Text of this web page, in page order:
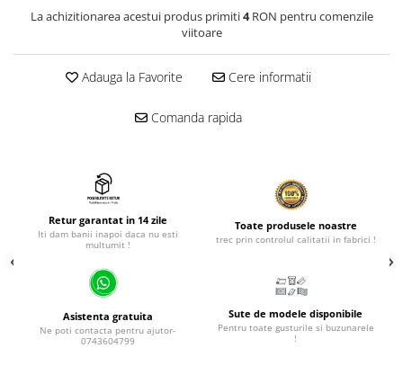
La achizitionarea acestui produs primiti4RON pentru comenzile
viitoare
Adauga la Favorite Cere informatii
Comanda rapida
Retur garantat in 14 zile
Iti dam banii inapoi daca nu esti
multumit !
Toate produsele noastre
trec prin controlul calitatii in fabrici !
Asistenta gratuita
Ne poti contacta pentru ajutor-
0743604799
Sute de modele disponibile
Pentru toate gusturile si buzunarele
!